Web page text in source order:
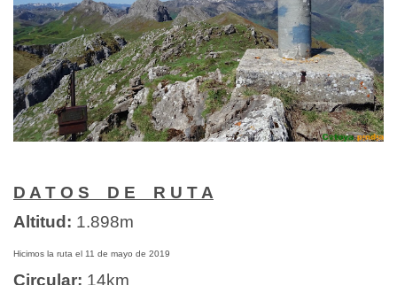
D A T O S D E R U T A
Altitud: 1.898m
Hicimos la ruta el 11 de mayo de 2019
Circular: 14km